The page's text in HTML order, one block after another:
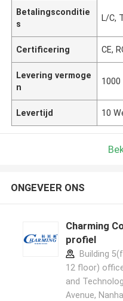
Betalingsconditie
s
L/C,
Certificering CE,
Levering vermoge
n
1000
Levertijd 10
ONGEVEER ONS
Charming
profiel
Building
12 floor)
and
Avenue,